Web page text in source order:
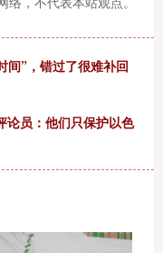
间”，错过了很难补回
论员：他们只保护以色